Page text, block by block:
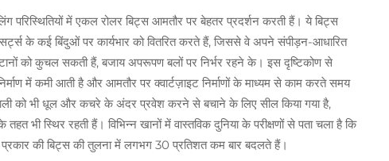
परिस्थितियों में एकल रोलर बिट्स आमतौर पर बेहतर प्रदर्शन करती हैं। ये बिट्स
के कई बिंदुओं पर कार्यभार को वितरित करते हैं, जिससे वे अपने संपीड़न-आधारित
को कुचल सकती हैं, बजाय अपरूपण बलों पर निर्भर रहने के। इस दृष्टिकोण से
में कमी आती है और आमतौर पर क्वार्टज़ाइट निर्माणों के माध्यम से काम करते समय
को भी धूल और कचरे के अंदर प्रवेश करने से बचाने के लिए सील किया गया है,
स्थिर रहती हैं। विभिन्न खानों में वास्तविक दुनिया के परीक्षणों से पता चला है कि
की बिट्स की तुलना में लगभग 30 प्रतिशत कम बार बदलते हैं।